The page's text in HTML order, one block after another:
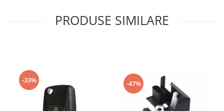
PRODUSE SIMILARE
-33% -47%